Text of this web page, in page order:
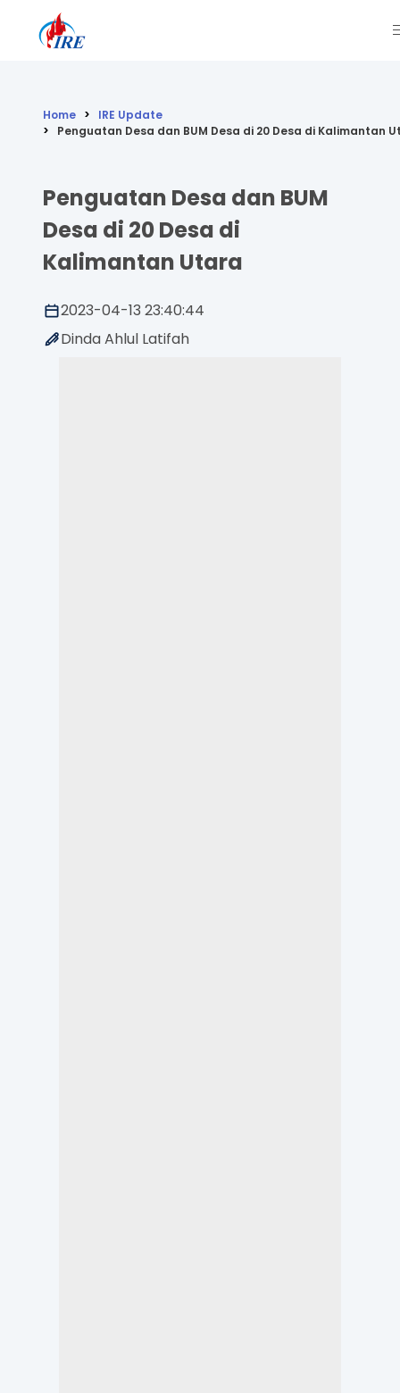
Home
IRE Update
Penguatan Desa dan BUM Desa di 20 Desa di Kalimantan
Penguatan Desa dan BUM
Desa di 20 Desa di
Kalimantan Utara
2023-04-13 23:40:44
Dinda Ahlul Latifah